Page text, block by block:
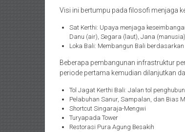
Visi ini bertumpu pada filosofi menjaga
Sat Kerthi: Upaya menjaga
Danu (air), Segara (laut), Jana
Loka Bali: Membangun Bali
Beberapa pembangunan infrastruktur
periode pertama kemudian dilanjutkan
Tol Jagat Kerthi Bali: Jalan tol
Pelabuhan Sanur, Sampalan, dan Bias
Shortcut Singaraja-Mengwi
Turyapada Tower
Restorasi Pura Agung Besakih